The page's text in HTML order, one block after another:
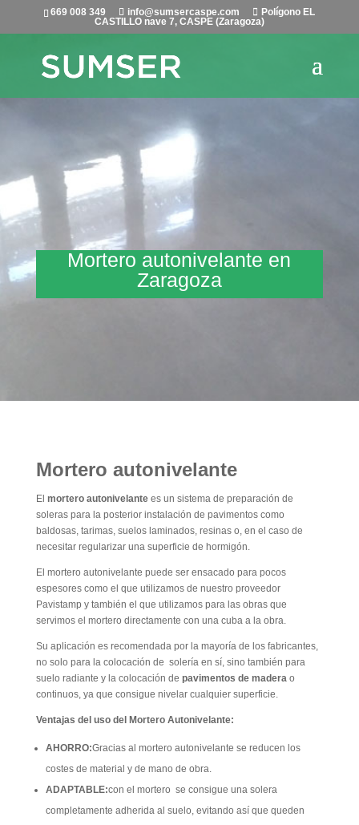
669 008 349 info@sumsercaspe.com
Polígono EL
CASTILLO nave 7, CASPE (Zaragoza)
Mortero autonivelante en
Zaragoza
Mortero autonivelante
El mortero autonivelante es un sistema de preparación de
soleras para la posterior instalación de pavimentos como
baldosas, tarimas, suelos laminados, resinas o, en el caso de
necesitar regularizar una superficie de hormigón.
El mortero autonivelante puede ser ensacado para pocos
espesores como el que utilizamos de nuestro proveedor
Pavistamp y también el que utilizamos para las obras que
servimos el mortero directamente con una cuba a la obra.
Su aplicación es recomendada por la mayoría de los fabricantes,
no solo para la colocación de solería en sí, sino también para
suelo radiante y la colocación de pavimentos de maderao
continuos, ya que consigue nivelar cualquier superficie.
Ventajas del uso del Mortero Autonivelante:
AHORRO:Gracias al mortero autonivelante se reducen los
costes de material y de mano de obra.
ADAPTABLE:con el mortero se consigue una solera
completamente adherida al suelo, evitando así que queden